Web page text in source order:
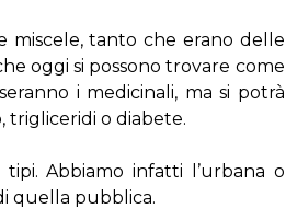
miscele, tanto che erano delle
oggi si possono trovare come
i medicinali, ma si potrà
trigliceridi o diabete.
Abbiamo infatti l’urbana o
quella pubblica.